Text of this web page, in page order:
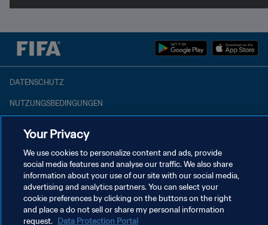
DATENSCHUTZ
NUTZUNGSBEDINGUNGEN
Copyright © 1994 - 2026 FIFA. Alle Rechte vorbehalten.
Your Privacy
We use cookies to personalize content and ads, provide
social media features and analyse our traffic. We also share
information about your use of our site with our social media,
advertising and analytics partners. You can select your
cookie preferences by clicking on the buttons on the right
and place a do not sell or share my personal information
request. Data Protection Portal